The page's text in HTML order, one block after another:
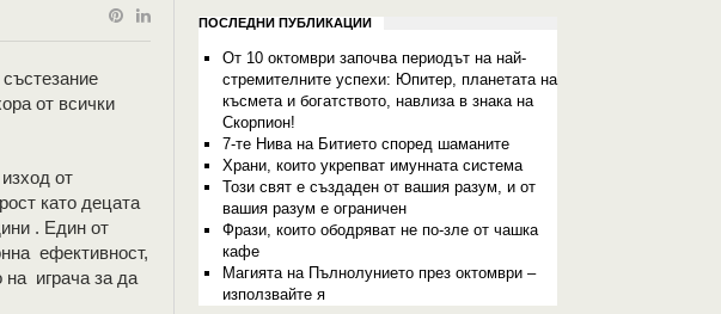
от всички
от
като децата
. Един от
ефективност,
на играча за да
ПОСЛЕДНИ ПУБЛИКАЦИИ
От 10 октомври започва периодът на най-
стремителните успехи: Юпитер, планетата на
късмета и богатството, навлиза в знака на
Скорпион!
7-те Нива на Битието според шаманите
Храни, които укрепват имунната система
Този свят е създаден от вашия разум, и от
вашия разум е ограничен
Фрази, които ободряват не по-зле от чашка
кафе
Магията на Пълнолунието през октомври –
използвайте я